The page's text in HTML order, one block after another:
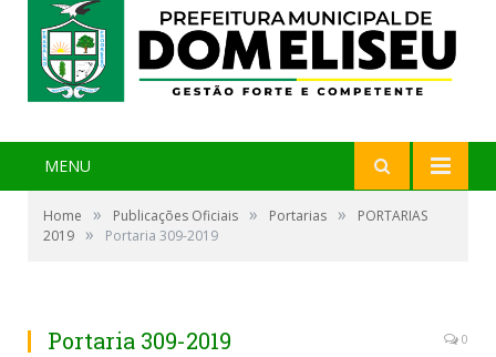
MENU
Home » Publicações Oficiais » Portarias »
PORTARIAS
2019 » Portaria 309-2019
Portaria 309-2019 0